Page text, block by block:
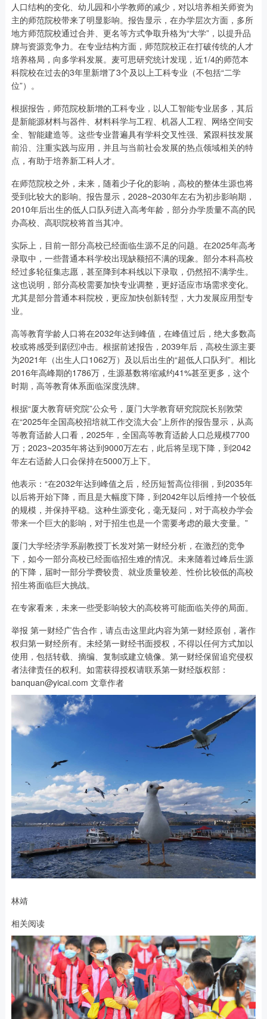
人口结构的变化、幼儿园和小学教师的减少，对以培养相关师资为
主的师范院校带来了明显影响。报告显示，在办学层次方面，多所
地方师范院校通过合并、更名等方式争取升格为“大学”，以提升品
牌与资源竞争力。在专业结构方面，师范院校正在打破传统的人才
培养格局，向多学科发展。麦可思研究统计发现，近1/4的师范本
科院校在过去的3年里新增了3个及以上工科专业（不包括“二学
位”）。
根据报告，师范院校新增的工科专业，以人工智能专业居多，其后
是新能源材料与器件、材料科学与工程、机器人工程、网络空间安
全、智能建造等。这些专业普遍具有学科交叉性强、紧跟科技发展
前沿、注重实践与应用，并且与当前社会发展的热点领域相关的特
点，有助于培养新工科人才。
在师范院校之外，未来，随着少子化的影响，高校的整体生源也将
受到比较大的影响。报告显示，2028~2030年左右为初步影响期，
2010年后出生的低人口队列进入高考年龄，部分办学质量不高的民
办高校、高职院校将首当其冲。
实际上，目前一部分高校已经面临生源不足的问题。在2025年高考
录取中，一些普通本科学校出现缺额招不满的现象。部分本科高校
经过多轮征集志愿，甚至降到本科线以下录取，仍然招不满学生。
这也说明，部分高校需要加快专业调整，更好适应市场需求变化。
尤其是部分普通本科院校，更应加快创新转型，大力发展应用型专
业。
高等教育学龄人口将在2032年达到峰值，在峰值过后，绝大多数高
校或将感受到剧烈冲击。根据前述报告，2039年后，高校生源主要
为2021年（出生人口1062万）及以后出生的“超低人口队列”。相比
2016年高峰期的1786万，生源基数将缩减约41%甚至更多，这个
时期，高等教育体系面临深度洗牌。
根据“厦大教育研究院”公众号，厦门大学教育研究院院长别敦荣
在“2025年全国高校招培就工作交流大会”上所作的报告显示，从高
等教育适龄人口看，2025年，全国高等教育适龄人口总规模7700
万；2023~2035年将达到9000万左右，此后将呈现下降，到2042
年左右适龄人口会保持在5000万上下。
他表示：“在2032年达到峰值之后，经历短暂高位徘徊，到2035年
以后将开始下降，而且是大幅度下降，到2042年以后维持一个较低
的规模，并保持平稳。这种生源变化，毫无疑问，对于高校办学会
带来一个巨大的影响，对于招生也是一个需要考虑的最大变量。”
厦门大学经济学系副教授丁长发对第一财经分析，在激烈的竞争
下，如今一部分高校已经面临招生难的情况。未来随着过峰后生源
的下降，届时一部分学费较贵、就业质量较差、性价比较低的高校
招生将面临巨大挑战。
在专家看来，未来一些受影响较大的高校将可能面临关停的局面。
举报 第一财经广告合作，请点击这里此内容为第一财经原创，著作
权归第一财经所有。未经第一财经书面授权，不得以任何方式加以
使用，包括转载、摘编、复制或建立镜像。第一财经保留追究侵权
者法律责任的权利。如需获得授权请联系第一财经版权部：
banquan@yicai.com 文章作者
林靖
相关阅读